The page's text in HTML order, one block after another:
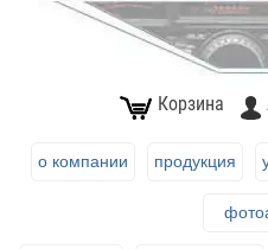
Корзина
о компании продукция